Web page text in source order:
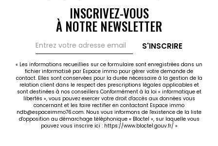
INSCRIVEZ-VOUS
À NOTRE NEWSLETTER
S'INSCRIRE
« Les informations recueillies sur ce formulaire sont enregistrées dans un
fichier informatisé par Espace immo pour gérer votre demande de
contact. Elles sont conservées pour la durée nécessaire à la gestion de la
relation client dans le respect des prescriptions légales applicables et
sont destinées à nos conseillers Conformément à la loi « informatique et
libertés », vous pouvez exercer votre droit d'accès aux données vous
concernant et les faire rectifier en contactant Espace immo
ndb@espaceimmo76.com. Nous vous informons de l'existence de la liste
d'opposition au démarchage téléphonique « Bloctel », sur laquelle vous
pouvez vous inscrire ici : https://www.bloctel.gouv.fr/ »